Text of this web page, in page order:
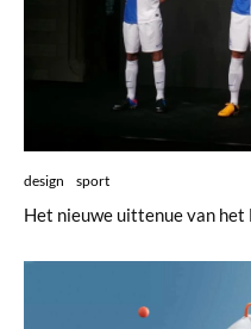
design sport
Het nieuwe uittenue van